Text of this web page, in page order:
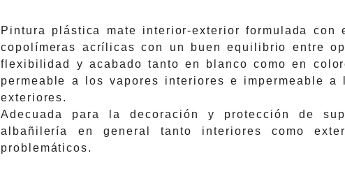
Pintura plástica mate interior-exterior formulada con
copolímeras acrílicas con un buen equilibrio entre
flexibilidad y acabado tanto en blanco como en
permeable a los vapores interiores e impermeable a
exteriores.
Adecuada para la decoración y protección de
albañilería en general tanto interiores como
problemáticos.